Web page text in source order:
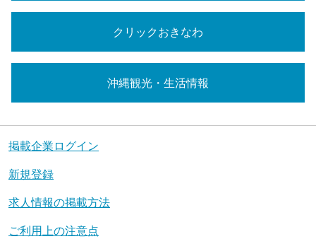
クリックおきなわ
沖縄観光・生活情報
掲載企業ログイン
新規登録
求人情報の掲載方法
ご利用上の注意点